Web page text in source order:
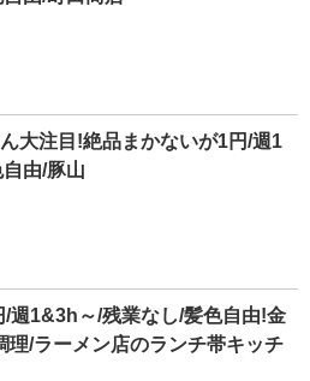
大注目!絶品まかないが1円/週1
由/豚山
週1&3h～/残業なし/髪色自由!金
理/ラーメン店のランチ帯キッチ